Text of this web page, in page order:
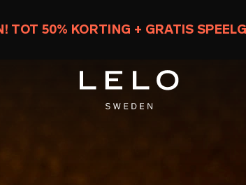
TOT 50% KORTING + GRATIS